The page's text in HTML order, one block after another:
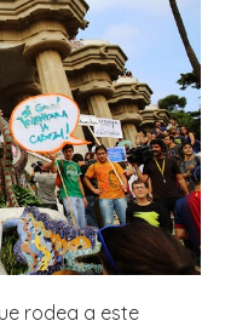
rodea a este